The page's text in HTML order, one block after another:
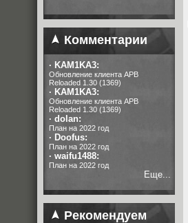
Комментарии
· KAM1KA3:
Обновление клиента APB
Reloaded 1.30 (1369)
· KAM1KA3:
Обновление клиента APB
Reloaded 1.30 (1369)
· dolan:
План на 2022 год
· Doofus:
План на 2022 год
· waifu1488:
План на 2022 год
Еще...
Рекомендуем